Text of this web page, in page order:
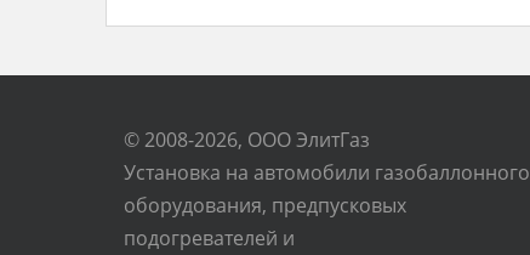
© 2008-2026, ООО ЭлитГаз
Установка на автомобили газобаллонного
оборудования, предпусковых
подогревателей и